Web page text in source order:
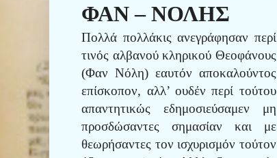
ΦΑΝ – ΝΟΛΗΣ
Πολλά πολλάκις ανεγράφησαν περί
τινός αλβανού κληρικού Θεοφάνους
(Φαν Νόλη) εαυτόν αποκαλούντος
επίσκοπον, αλλ’ ουδέν περί τούτου
απαντητικώς εδημοσιεύσαμεν μη
προσδώσαντες σημασίαν και με
θεωρήσαντες τον ισχυρισμόν τούτον